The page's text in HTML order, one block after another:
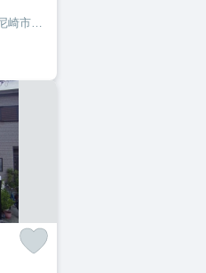
「尼崎市武庫之荘 売土地」：尼崎市エリアの新居にピッタリ◎土地購入を考えている方、一度チェックして頂きたいのがこちらの売地です◎買い物の際の道のりも楽になりやすい平坦地です◎周辺環境が充実している住宅用地です◎阪急神戸本線武庫之荘周辺で土地を探すなら、info@cshome.jpまでお問い合わせください◎ＣＳホームで納得のいく土地を探しましょう(*^^*)